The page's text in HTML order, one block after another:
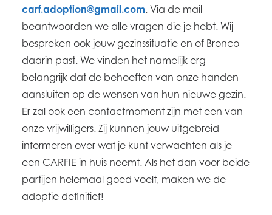
carf.adoption@gmail.com. Via de mail
beantwoorden we alle vragen die je hebt. Wij
bespreken ook jouw gezinssituatie en of Bronco
daarin past. We vinden het namelijk erg
belangrijk dat de behoeften van onze handen
aansluiten op de wensen van hun nieuwe gezin.
Er zal ook een contactmoment zijn met een van
onze vrijwilligers. Zij kunnen jouw uitgebreid
informeren over wat je kunt verwachten als je
een CARFIE in huis neemt. Als het dan voor beide
partijen helemaal goed voelt, maken we de
adoptie definitief!